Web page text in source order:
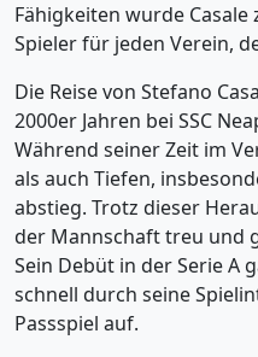
Fähigkeiten wurde
Spieler für jeden Verein,
Die Reise von Stefano
2000er Jahren bei SSC
Während seiner Zeit im
als auch Tiefen,
abstieg. Trotz dieser
der Mannschaft treu und
Sein Debüt in der Serie A
schnell durch seine
Passspiel auf.